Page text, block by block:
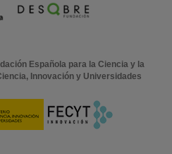
Española para la Ciencia y la
Innovación y Universidades